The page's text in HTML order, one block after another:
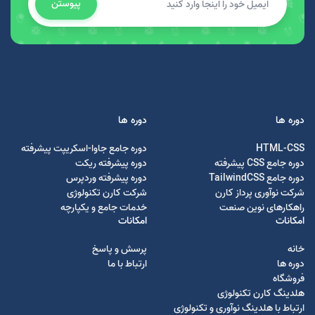
پیوستن
دوره ها
HTML-CSS
دوره جامع CSS پیشرفته
دوره جامع TailwindCSS
شرکت نوآوری پرداز کارن
راهکارهای نوین صنعت
دوره ها
دوره جامع جاوا-اسکریپت پیشرفته
دوره پیشرفته ریکت
دوره پیشرفته وردپرس
شرکت کارن تکنولوژی
خدمات جامع و یکپارچه
امکانات
خانه
دوره ها
فروشگاه
هلدینگ کارن تکنولوژی
ارتباط با هلدینگ نوآوری و تکنولوژی
امکانات
پرسش و پاسخ
ارتباط با ما